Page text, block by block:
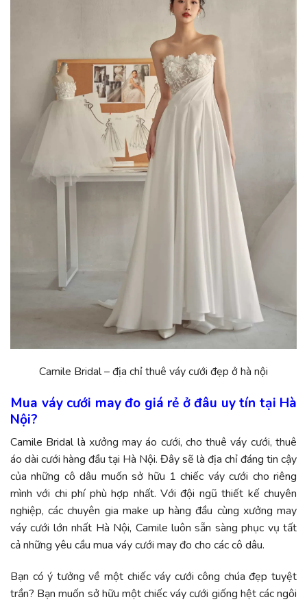
Camile Bridal –địa chỉ thuê váy cưới đẹp ở hà nội
Mua váy cưới may đo giá rẻ ở đâu uy tín tại Hà
Nội?
Camile Bridal là xưởng may áo cưới, cho thuê váy cưới, thuê
áo dài cưới hàng đầu tại Hà Nội. Đây sẽ là địa chỉ đáng tin cậy
của những cô dâu muốn sở hữu 1 chiếc váy cưới cho riêng
mình với chi phí phù hợp nhất. Với đội ngũ thiết kế chuyên
nghiệp, các chuyên gia make up hàng đầu cùng xưởng may
váy cưới lớn nhất Hà Nội, Camile luôn sẵn sàng phục vụ tất
cả những yêu cầu mua váy cưới may đo cho các cô dâu.
Bạn có ý tưởng về một chiếc váy cưới công chúa đẹp tuyệt
trần? Bạn muốn sở hữu một chiếc váy cưới giống hệt các ngôi